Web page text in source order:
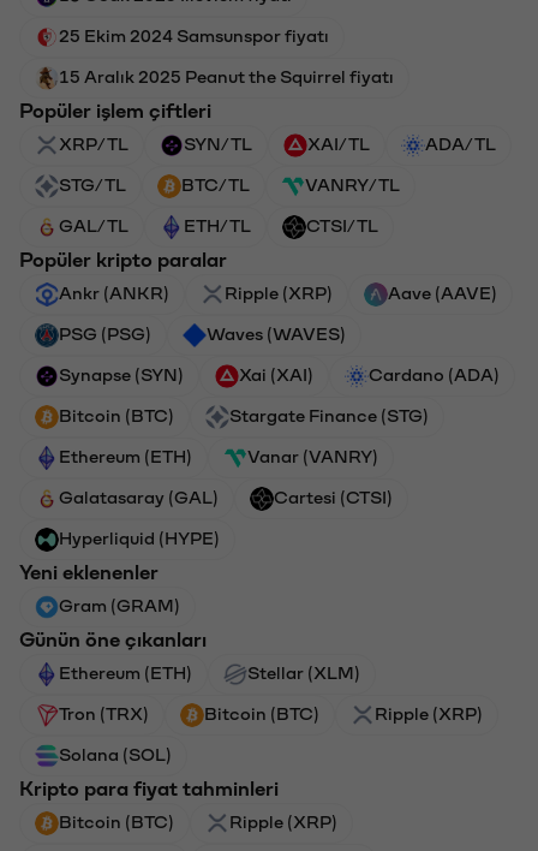
25 Ekim 2024 Samsunspor fiyatı
15 Aralık 2025 Peanut the Squirrel fiyatı
Popüler işlem çiftleri
XRP/TL SYN/TL XAI/TL ADA/TL
STG/TL BTC/TL VANRY/TL
GAL/TL ETH/TL CTSI/TL
Popüler kripto paralar
Ankr (ANKR) Ripple (XRP) Aave (AAVE)
PSG (PSG) Waves (WAVES)
Synapse (SYN) Xai (XAI) Cardano (ADA)
Bitcoin (BTC) Stargate Finance (STG)
Ethereum (ETH) Vanar (VANRY)
Galatasaray (GAL) Cartesi (CTSI)
Hyperliquid (HYPE)
Yeni eklenenler
Gram (GRAM)
Günün öne çıkanları
Ethereum (ETH) Stellar (XLM)
Tron (TRX) Bitcoin (BTC) Ripple (XRP)
Solana (SOL)
Kripto para fiyat tahminleri
Bitcoin (BTC) Ripple (XRP)